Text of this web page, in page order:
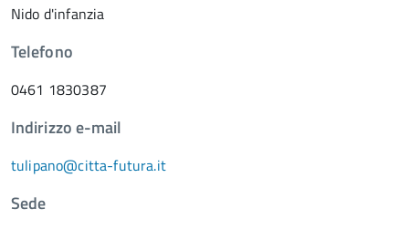
Nido d'infanzia
Telefono
0461 1830387
Indirizzo e-mail
tulipano@citta-futura.it
Sede